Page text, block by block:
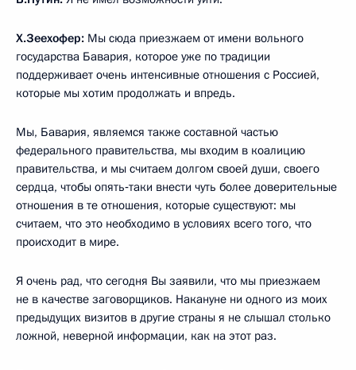
Х.Зеехофер: Мы сюда приезжаем от имени вольного
государства Бавария, которое уже по традиции
поддерживает очень интенсивные отношения с Россией,
которые мы хотим продолжать и впредь.
Мы, Бавария, являемся также составной частью
федерального правительства, мы входим в коалицию
правительства, и мы считаем долгом своей души, своего
сердца, чтобы опять‑таки внести чуть более доверительные
отношения в те отношения, которые существуют: мы
считаем, что это необходимо в условиях всего того, что
происходит в мире.
Я очень рад, что сегодня Вы заявили, что мы приезжаем
не в качестве заговорщиков. Накануне ни одного из моих
предыдущих визитов в другие страны я не слышал столько
ложной, неверной информации, как на этот раз.